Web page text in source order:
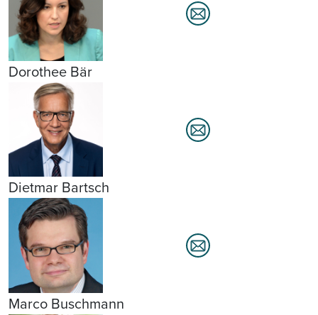
Dorothee Bär
Dietmar Bartsch
Marco Buschmann